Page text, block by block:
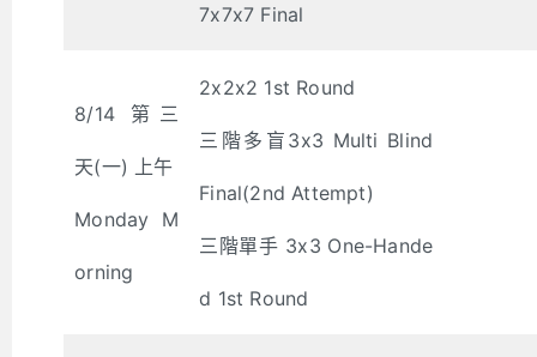
7x7x7 Final
8/14 第三
天(一) 上午
Monday M
orning
2x2x2 1st Round
三階多盲3x3 Multi Blind
Final(2nd Attempt)
三階單手 3x3 One-Hande
d 1st Round